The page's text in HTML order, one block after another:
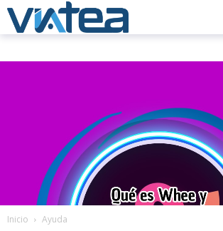
Inicio Ayuda